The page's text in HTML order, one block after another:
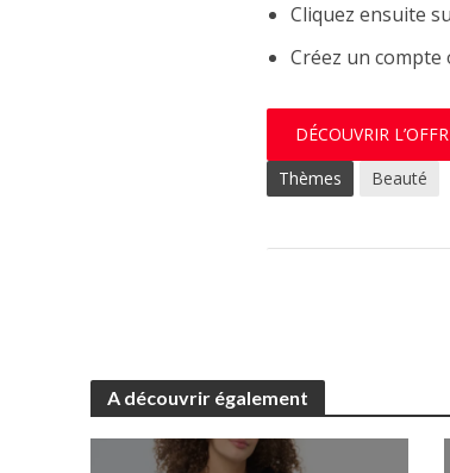
Cliquez ensuite
Créez un
DÉCOUVRIR
Thèmes
Beauté
A découvrir également